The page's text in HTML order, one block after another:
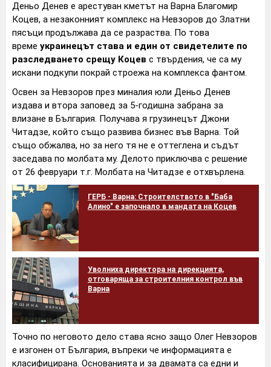
Деньо Денев е арестуван кметът на Варна Благомир
Коцев, а незаконният комплекс на Невзоров до Златни
пясъци продължава да се разраства. По това
време украинецът става и един от свидетелите по
разследването срещу Коцев с твърдения, че са му
искани подкупи покрай строежа на комплекса фантом.
Освен за Невзоров през миналия юли Деньо Денев
издава и втора заповед за 5-годишна забрана за
влизане в България. Получава я грузинецът Джони
Читадзе, който също развива бизнес във Варна. Той
също обжалва, но за него тя не е оттеглена и съдът
заседава по молбата му. Делото приключва с решение
от 26 февруари т.г. Молбата на Читадзе е отхвърлена.
ГЕРБ - Варна: Строителството в "Баба
Алино" е започнало в мандата на Коцев
Уволниха директора на дирекцията,
отговаряща за строителния контрол във
Варна
Точно по неговото дело става ясно защо Олег Невзоров
е изгонен от България, въпреки че информацията е
класифицирана. Основанията и за двамата са едни и